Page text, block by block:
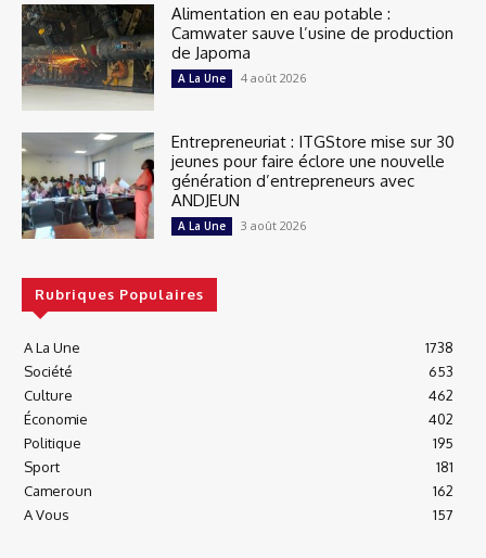
Alimentation en eau potable :
Camwater sauve l’usine de production
de Japoma
A La Une 4 août 2026
Entrepreneuriat : ITGStore mise sur 30
jeunes pour faire éclore une nouvelle
génération d’entrepreneurs avec
ANDJEUN
A La Une 3 août 2026
Rubriques Populaires
A La Une
1738
Société
653
Culture
462
Économie
402
Politique
195
Sport
181
Cameroun
162
A Vous
157